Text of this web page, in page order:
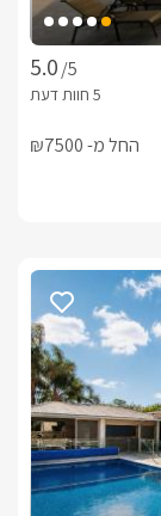
/5
החל מ- ₪7500